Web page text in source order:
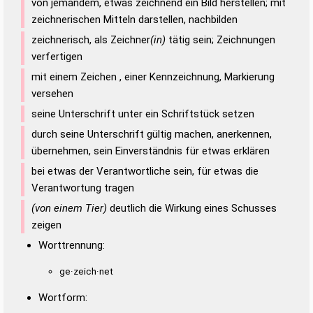
von jemandem, etwas zeichnend ein Bild herstellen; mit
zeichnerischen Mitteln darstellen, nachbilden
zeichnerisch, als Zeichner(in) tätig sein; Zeichnungen
verfertigen
mit einem Zeichen , einer Kennzeichnung, Markierung
versehen
seine Unterschrift unter ein Schriftstück setzen
durch seine Unterschrift gültig machen, anerkennen,
übernehmen, sein Einverständnis für etwas erklären
bei etwas der Verantwortliche sein, für etwas die
Verantwortung tragen
(von einem Tier) deutlich die Wirkung eines Schusses
zeigen
Worttrennung:
ge·zeich·net
Wortform: